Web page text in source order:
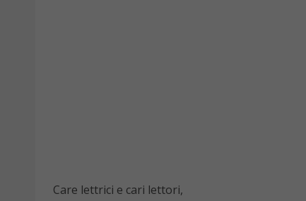
Care lettrici e cari lettori,